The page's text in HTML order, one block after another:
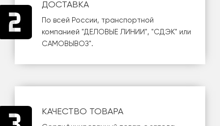
ДОСТАВКА
По всей России, транспортной
компанией "ДЕЛОВЫЕ ЛИНИИ", "СДЭК" или
САМОВЫВОЗ".
КАЧЕСТВО ТОВАРА